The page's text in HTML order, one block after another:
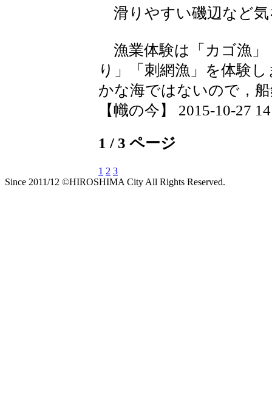
滑りやすい磯辺など
漁業体験は「カゴ漁」
り」「刺網漁」を体験
かな海ではないので，
【幟の今】 2015-10-27
1 / 3 ページ
1 2 3
Since 2011/12 ©HIROSHIMA City All Rights Reserved.